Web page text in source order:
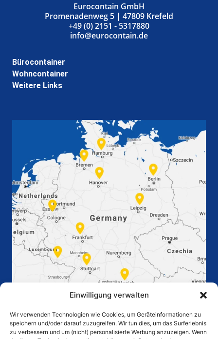
Einwilligung verwalten
Wir verwenden Technologien wie Cookies, um Geräteinformationen zu
speichern und/oder darauf zuzugreifen. Wir tun dies, um das Surferlebnis
zu verbessern und um (nicht) personalisierte Werbung anzuzeigen. Wenn
Eurocontain GmbH
Promenadenweg 5 | 47809 Krefeld
+49 (0) 2151 - 5317880
info@eurocontain.de
Bürocontainer
Wohncontainer
Weitere Links